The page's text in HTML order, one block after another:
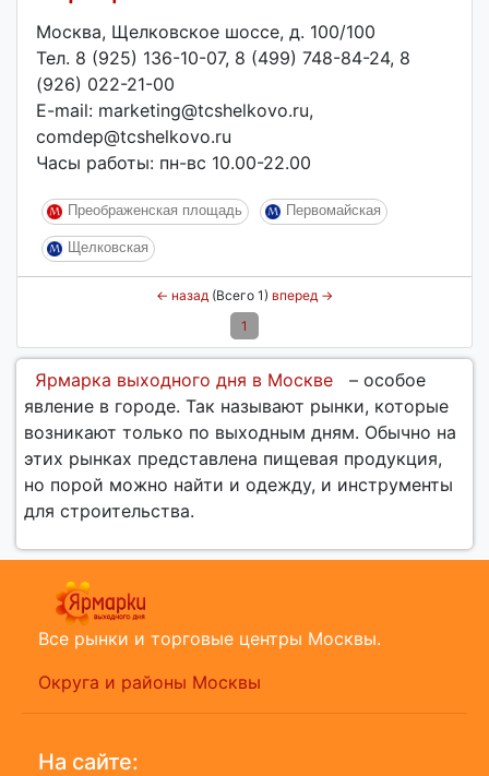
Москва, Щелковское шоссе, д. 100/100
Тел. 8 (925) 136-10-07, 8 (499) 748-84-24, 8
(926) 022-21-00
E-mail: marketing@tcshelkovo.ru,
comdep@tcshelkovo.ru
Часы работы: пн-вс 10.00-22.00
Преображенская площадь Первомайская
Щелковская
← назад (Всего 1) вперед →
1
Ярмарка выходного дня в Москве
– особое
явление в городе. Так называют рынки, которые
возникают только по выходным дням. Обычно на
этих рынках представлена пищевая продукция,
но порой можно найти и одежду, и инструменты
для строительства.
Все рынки и торговые центры Москвы.
Округа и районы Москвы
На сайте: